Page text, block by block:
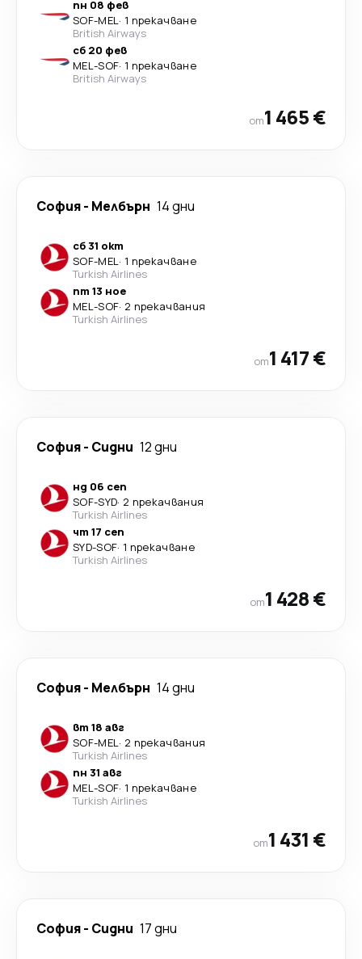
пн 08 фев
SOF-MEL· 1 прекачване
British Airways
сб 20 фев
MEL-SOF· 1 прекачване
British Airways
от1 465 €
София- Мелбърн 14 дни
сб 31 окт
SOF-MEL· 1 прекачване
Turkish Airlines
пт 13 ное
MEL-SOF· 2 прекачвания
Turkish Airlines
от1 417 €
София- Сидни 12 дни
нд 06 сеп
SOF-SYD· 2 прекачвания
Turkish Airlines
чт 17 сеп
SYD-SOF· 1 прекачване
Turkish Airlines
от1 428 €
София- Мелбърн 14 дни
вт 18 авг
SOF-MEL· 2 прекачвания
Turkish Airlines
пн 31 авг
MEL-SOF· 1 прекачване
Turkish Airlines
от1 431 €
София- Сидни 17 дни